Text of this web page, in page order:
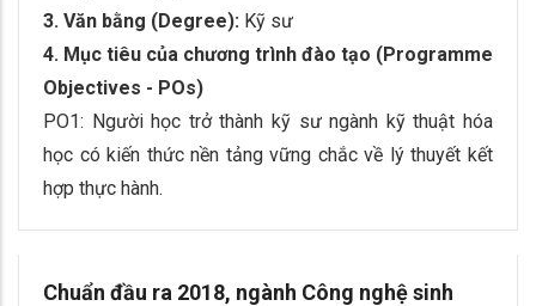
3. Văn bằng (Degree): Kỹ sư
4. Mục tiêu của chương trình đào tạo (Programme
Objectives - POs)
PO1: Người học trở thành kỹ sư ngành kỹ thuật hóa
học có kiến thức nền tảng vững chắc về lý thuyết kết
hợp thực hành.
Chuẩn đầu ra 2018, ngành Công nghệ sinh